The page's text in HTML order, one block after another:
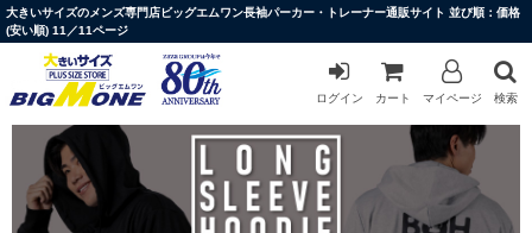
大きいサイズのメンズ専門店ビッグエムワン長袖パーカー・トレーナー通販サイト 並び順：価格
(安い順) 11／11ページ
ログイン カート マイページ 検索